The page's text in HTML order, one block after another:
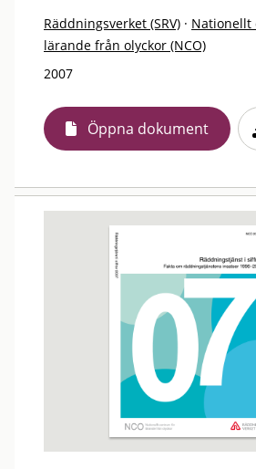
Räddningsverket (SRV) · Nationellt
lärande från olyckor (NCO)
2007
Öppna dokument